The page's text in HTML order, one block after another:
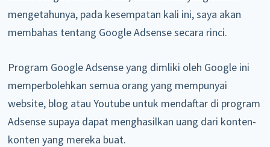
mengetahunya, pada kesempatan kali ini, saya akan
membahas tentang Google Adsense secara rinci.
Program Google Adsense yang dimliki oleh Google ini
memperbolehkan semua orang yang mempunyai
website, blog atau Youtube untuk mendaftar di program
Adsense supaya dapat menghasilkan uang dari konten-
konten yang mereka buat.